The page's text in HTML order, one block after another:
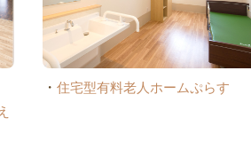
・住宅型有料老人ホームぷらす